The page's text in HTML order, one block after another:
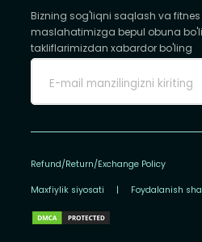
Bizning sog'liqni saqlash va
maslahatimizga bepul obuna
takliflarimizdan xabardor bo'ling
Refund/Return/Exchange Policy
Maxfiylik siyosati | Foydalanish